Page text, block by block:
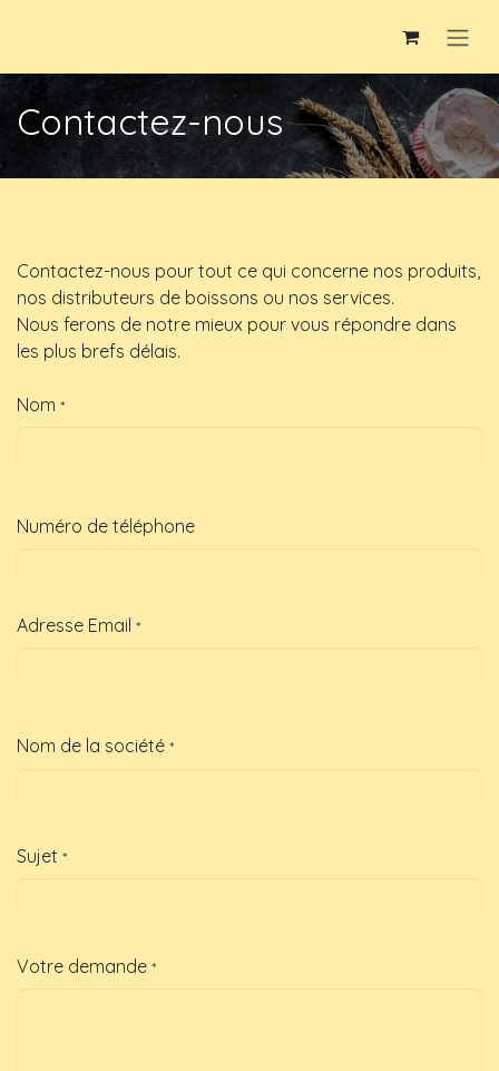
Contactez-nous
Contactez-nous pour tout ce qui concerne nos produits,
nos distributeurs de boissons ou nos services.
Nous ferons de notre mieux pour vous répondre dans
les plus brefs délais.
Nom *
Numéro de téléphone
Adresse Email *
Nom de la société *
Sujet *
Votre demande *